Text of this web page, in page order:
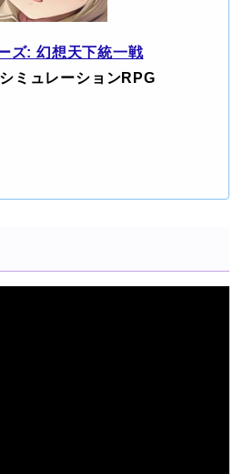
ズ: 幻想天下統一戦
ミュレーションRPG